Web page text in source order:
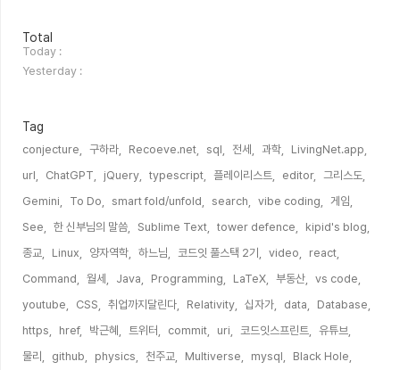
방
문
자
수
Total
Today :
Yesterday :
Tag
conjecture, 구하라, Recoeve.net, sql, 전세, 과학,
LivingNet.app,
url,
ChatGPT, jQuery, typescript, 플레이리스트, editor,
그리스도,
Gemini,
To Do, smart fold/unfold, search, vibe coding,
게임,
See,
한 신부님의 말씀, Sublime Text, tower defence,
kipid's blog,
종교,
Linux, 양자역학, 하느님, 코드잇 풀스택 2기, video,
react,
Command,
월세, Java, Programming, LaTeX, 부동산,
vs code,
youtube,
CSS, 취업까지달린다, Relativity, 십자가, data,
Database,
https,
href, 박근혜, 트위터, commit, uri, 코드잇스프린트,
유튜브,
물리,
github, physics, 천주교, Multiverse, mysql,
Black Hole,